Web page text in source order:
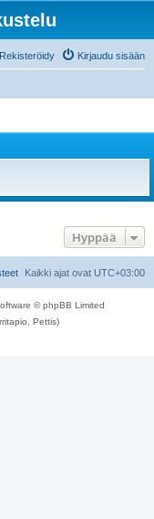
Kirjaudu sisään
Rekisteröidy
Hyppää
Kaikki ajat ovat UTC+03:00
© phpBB Limited
Pettis)